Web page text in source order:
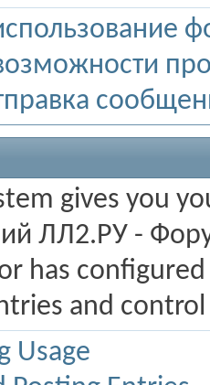
gives you
ЛЛ2.РУ -
has
and
Usage